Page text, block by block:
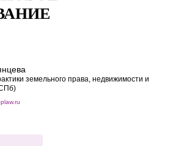
земельного права, недвижимости и